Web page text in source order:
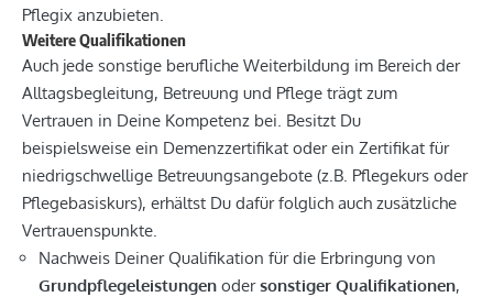
Pflegix anzubieten.
Weitere Qualifikationen
Auch jede sonstige berufliche Weiterbildung im Bereich der
Alltagsbegleitung, Betreuung und Pflege trägt zum
Vertrauen in Deine Kompetenz bei. Besitzt Du
beispielsweise ein Demenzzertifikat oder ein Zertifikat für
niedrigschwellige Betreuungsangebote (z.B. Pflegekurs oder
Pflegebasiskurs), erhältst Du dafür folglich auch zusätzliche
Vertrauenspunkte.
Nachweis Deiner Qualifikation für die Erbringung von
Grundpflegeleistungen odersonstiger Qualifikationen,